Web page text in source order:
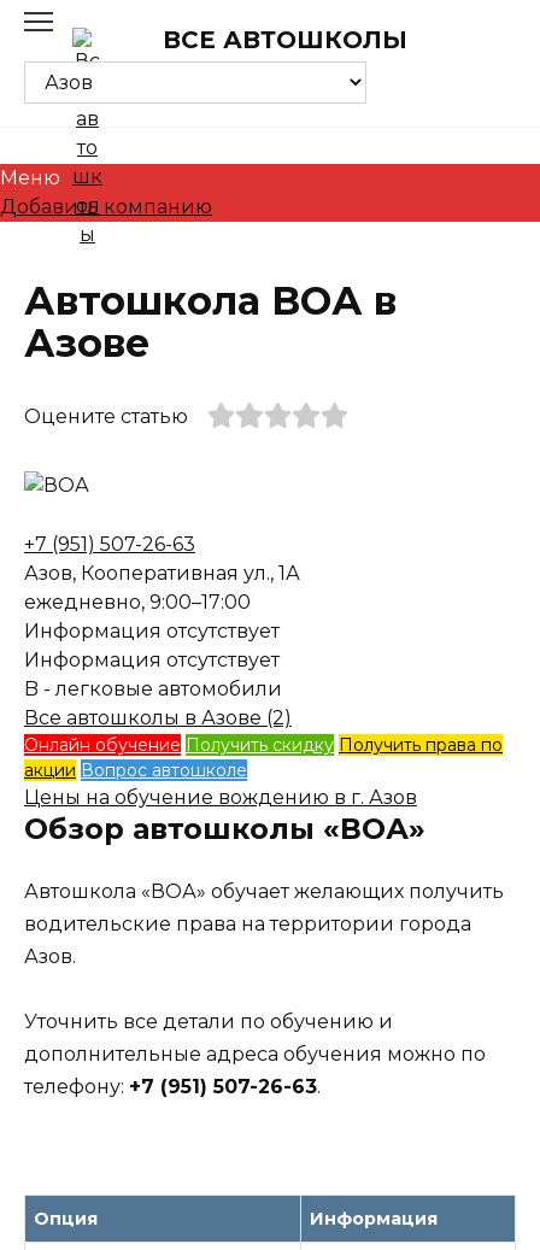
Skip
content
ВСЕ АВТОШКОЛЫ
Меню
Добавить компанию
Автошкола ВОА в
Азове
Оцените статью
+7 (951) 507-26-63
Азов, Кооперативная ул., 1А
ежедневно, 9:00–17:00
Информация отсутствует
Информация отсутствует
B - легковые автомобили
Все автошколы в Азове (2)
Онлайн обучение Получить скидку Получить права по
акции Вопрос автошколе
Цены на обучение вождению в г. Азов
Обзор автошколы «ВОА»
Автошкола «ВОА» обучает желающих получить
водительские права на территории города
Азов.
Уточнить все детали по обучению и
дополнительные адреса обучения можно по
телефону: +7 (951) 507-26-63.
Опция Информация